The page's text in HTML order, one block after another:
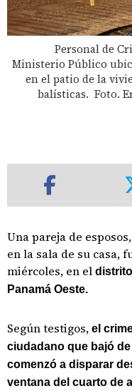
Personal de
Ministerio Público
en el patio de la
balísticas. Foto.
Una pareja de
en la sala de su casa,
miércoles, en el
Panamá Oeste.
Según testigos, el
ciudadano que bajó
comenzó a disparar
ventana del cuarto de